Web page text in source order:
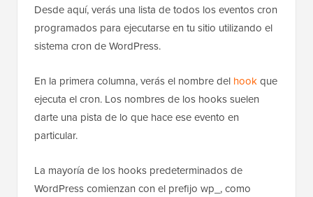
Desde aquí, verás una lista de todos los eventos cron
programados para ejecutarse en tu sitio utilizando el
sistema cron de WordPress.
En la primera columna, verás el nombre del hookque
ejecuta el cron. Los nombres de los hooks suelen
darte una pista de lo que hace ese evento en
particular.
La mayoría de los hooks predeterminados de
WordPress comienzan con el prefijo wp_, como